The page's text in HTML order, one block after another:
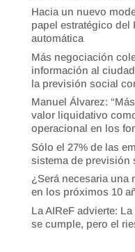
Hacia un nuevo
papel estratégico
automática
Más negociación
información al
la previsión social
Manuel Álvarez:
valor liquidativo
operacional en los
Sólo el 27% de las
sistema de previsión
¿Será necesaria una
en los próximos 10
La AIReF advierte:
se cumple, pero el